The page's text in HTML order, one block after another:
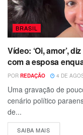
BRASIL
Vídeo: ‘Oi, amor’,
com a esposa
POR REDAÇÃO 4 DE
Uma gravação de
cenário político
de...
SAIBA MAIS